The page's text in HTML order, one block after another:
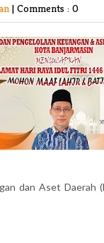
| Comments : 0
dan Aset Daerah